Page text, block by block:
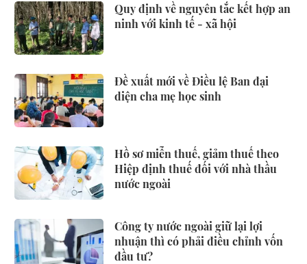
Quy định về nguyên tắc kết hợp an
ninh với kinh tế - xã hội
Đề xuất mới về Điều lệ Ban đại
diện cha mẹ học sinh
Hồ sơ miễn thuế, giảm thuế theo
Hiệp định thuế đối với nhà thầu
nước ngoài
Công ty nước ngoài giữ lại lợi
nhuận thì có phải điều chỉnh vốn
đầu tư?